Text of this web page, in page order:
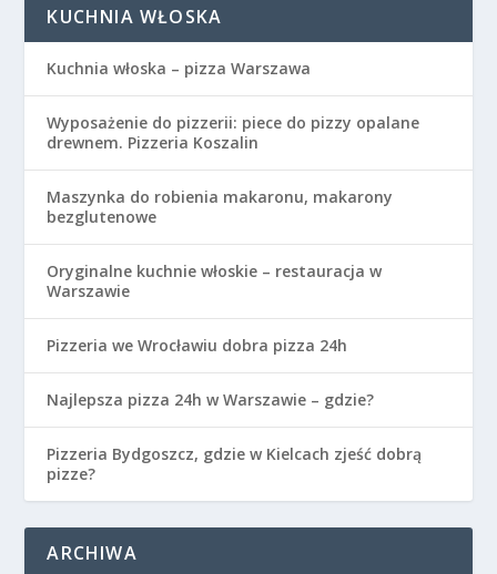
KUCHNIA WŁOSKA
Kuchnia włoska – pizza Warszawa
Wyposażenie do pizzerii: piece do pizzy opalane
drewnem. Pizzeria Koszalin
Maszynka do robienia makaronu, makarony
bezglutenowe
Oryginalne kuchnie włoskie – restauracja w
Warszawie
Pizzeria we Wrocławiu dobra pizza 24h
Najlepsza pizza 24h w Warszawie – gdzie?
Pizzeria Bydgoszcz, gdzie w Kielcach zjeść dobrą
pizze?
ARCHIWA